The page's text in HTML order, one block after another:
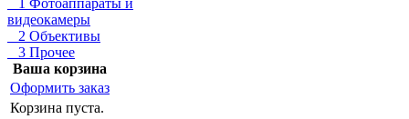
1 Фотоаппараты и
видеокамеры
2 Объективы
3 Прочее
Ваша корзина
Оформить заказ
Корзина пуста.